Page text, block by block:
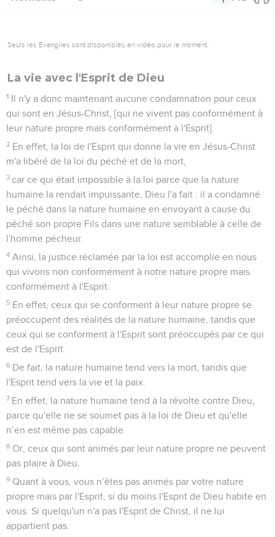
Seuls les Évangiles sont disponibles en vidéo pour le moment.
La vie avec l'Esprit de Dieu
1 Il n'y a donc maintenant aucune condamnation pour ceux
qui sont en Jésus-Christ, [qui ne vivent pas conformément à
leur nature propre mais conformément à l'Esprit].
2 En effet, la loi de l'Esprit qui donne la vie en Jésus-Christ
m'a libéré de la loi du péché et de la mort,
3 car ce qui était impossible à la loi parce que la nature
humaine la rendait impuissante, Dieu l'a fait : il a condamné
le péché dans la nature humaine en envoyant à cause du
péché son propre Fils dans une nature semblable à celle de
l'homme pécheur.
4 Ainsi, la justice réclamée par la loi est accomplie en nous
qui vivons non conformément à notre nature propre mais
conformément à l'Esprit.
5 En effet, ceux qui se conforment à leur nature propre se
préoccupent des réalités de la nature humaine, tandis que
ceux qui se conforment à l'Esprit sont préoccupés par ce qui
est de l'Esprit.
6 De fait, la nature humaine tend vers la mort, tandis que
l'Esprit tend vers la vie et la paix.
7 En effet, la nature humaine tend à la révolte contre Dieu,
parce qu'elle ne se soumet pas à la loi de Dieu et qu'elle
n’en est même pas capable.
8 Or, ceux qui sont animés par leur nature propre ne peuvent
pas plaire à Dieu.
9 Quant à vous, vous n’êtes pas animés par votre nature
propre mais par l'Esprit, si du moins l'Esprit de Dieu habite en
vous. Si quelqu'un n'a pas l'Esprit de Christ, il ne lui
appartient pas.